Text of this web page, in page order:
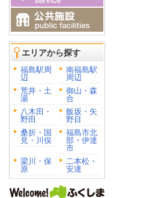
エリアから探す
福島駅周
辺
南福島駅
周辺
荒井・土
湯
御山・森
合
八木田・
野田
飯坂・矢
野目
桑折・国
見・川俣
福島市北
部・伊達
市
梁川・保
原
二本松・
安達